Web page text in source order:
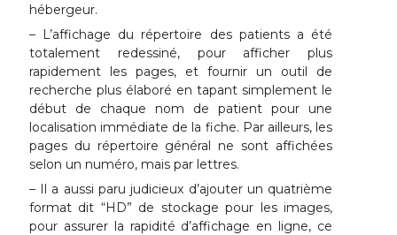
hébergeur.
– L’affichage du répertoire des patients a été
totalement redessiné, pour afficher plus
rapidement les pages, et fournir un outil de
recherche plus élaboré en tapant simplement le
début de chaque nom de patient pour une
localisation immédiate de la fiche. Par ailleurs, les
pages du répertoire général ne sont affichées
selon un numéro, mais par lettres.
– Il a aussi paru judicieux d’ajouter un quatrième
format dit “HD” de stockage pour les images,
pour assurer la rapidité d’affichage en ligne, ce